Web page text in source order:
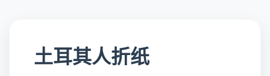
土耳其人折纸